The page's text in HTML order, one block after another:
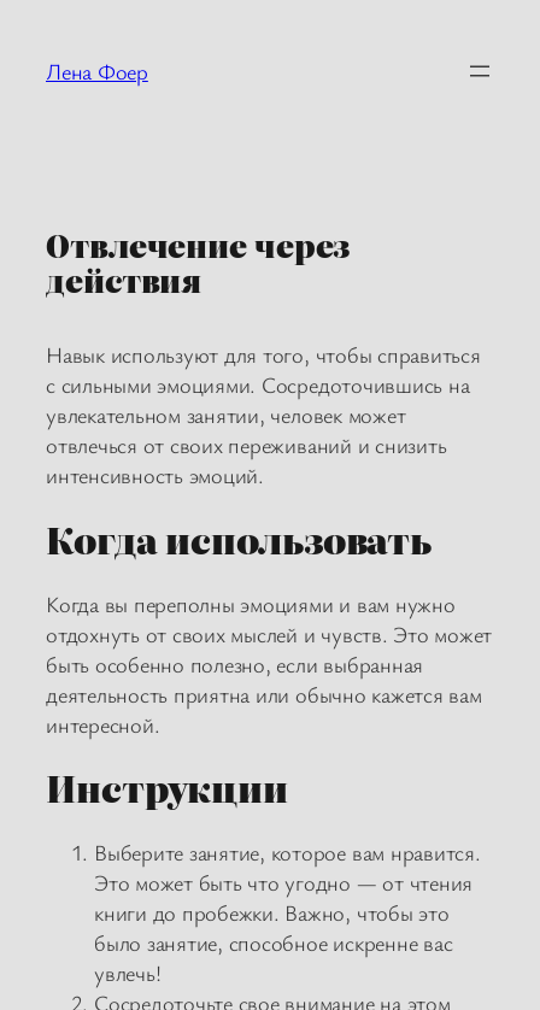
содержимому
Лена Фоер
Отвлечение через
действия
Навык используют для того, чтобы справиться
с сильными эмоциями. Сосредоточившись на
увлекательном занятии, человек может
отвлечься от своих переживаний и снизить
интенсивность эмоций.
Когда использовать
Когда вы переполны эмоциями и вам нужно
отдохнуть от своих мыслей и чувств. Это может
быть особенно полезно, если выбранная
деятельность приятна или обычно кажется вам
интересной.
Инструкции
Выберите занятие, которое вам нравится.
Это может быть что угодно — от чтения
книги до пробежки. Важно, чтобы это
было занятие, способное искренне вас
увлечь!
Сосредоточьте свое внимание на этом